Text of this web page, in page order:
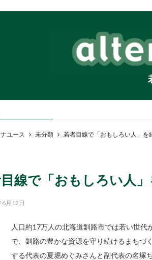
ユース 未分類 若者目線で「おもしろい人」を
線で「おもしろい人
月12日
人口約17万人の北海道釧路市では若い世
で、釧路の豊かな資源を守り続けるまちづ
する代表の夏堀めぐみさんと副代表の名塚